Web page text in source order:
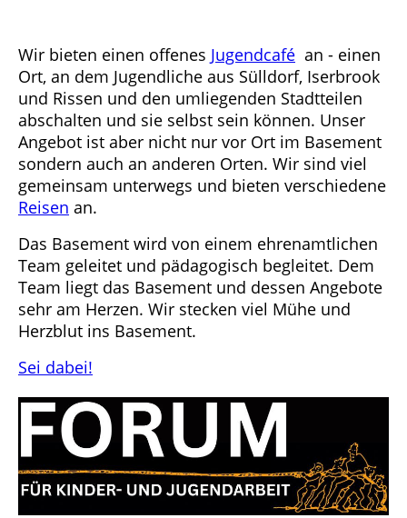
Wir bieten einen offenes Jugendcafé an - einen
Ort, an dem Jugendliche aus Sülldorf, Iserbrook
und Rissen und den umliegenden Stadtteilen
abschalten und sie selbst sein können. Unser
Angebot ist aber nicht nur vor Ort im Basement
sondern auch an anderen Orten. Wir sind viel
gemeinsam unterwegs und bieten verschiedene
Reisen an.
Das Basement wird von einem ehrenamtlichen
Team geleitet und pädagogisch begleitet. Dem
Team liegt das Basement und dessen Angebote
sehr am Herzen. Wir stecken viel Mühe und
Herzblut ins Basement.
Sei dabei!